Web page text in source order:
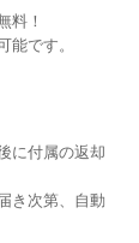
料！
能です。
に付属の返却
き次第、自動